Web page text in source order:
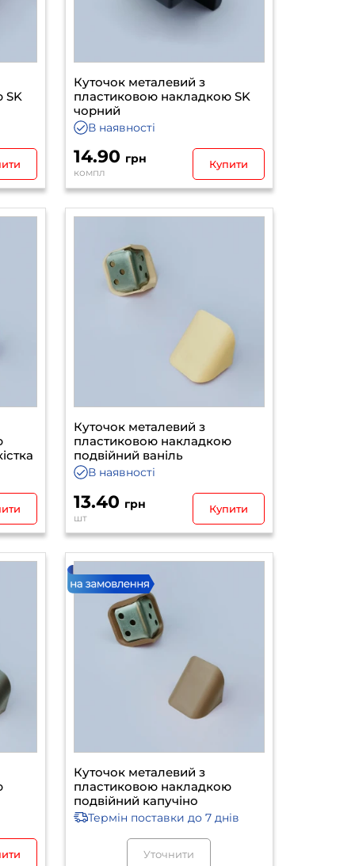
SK
Куточок металевий з
пластиковою накладкою SK
чорний
В наявності
14.90 грн
компл
Купити
Куточок металевий з
пластиковою накладкою
подвійний ваніль
В наявності
13.40 грн
шт
Купити
Куточок металевий з
пластиковою накладкою
подвійний капучіно
Термін поставки до 7 днів
Уточнити